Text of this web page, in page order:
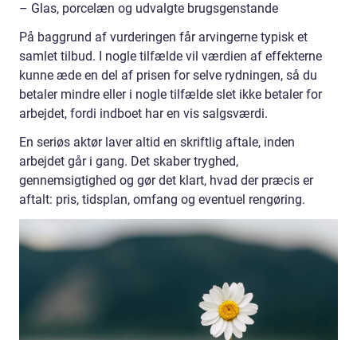
– Glas, porcelæn og udvalgte brugsgenstande
På baggrund af vurderingen får arvingerne typisk et
samlet tilbud. I nogle tilfælde vil værdien af effekterne
kunne æde en del af prisen for selve rydningen, så du
betaler mindre eller i nogle tilfælde slet ikke betaler for
arbejdet, fordi indboet har en vis salgsværdi.
En seriøs aktør laver altid en skriftlig aftale, inden
arbejdet går i gang. Det skaber tryghed,
gennemsigtighed og gør det klart, hvad der præcis er
aftalt: pris, tidsplan, omfang og eventuel rengøring.